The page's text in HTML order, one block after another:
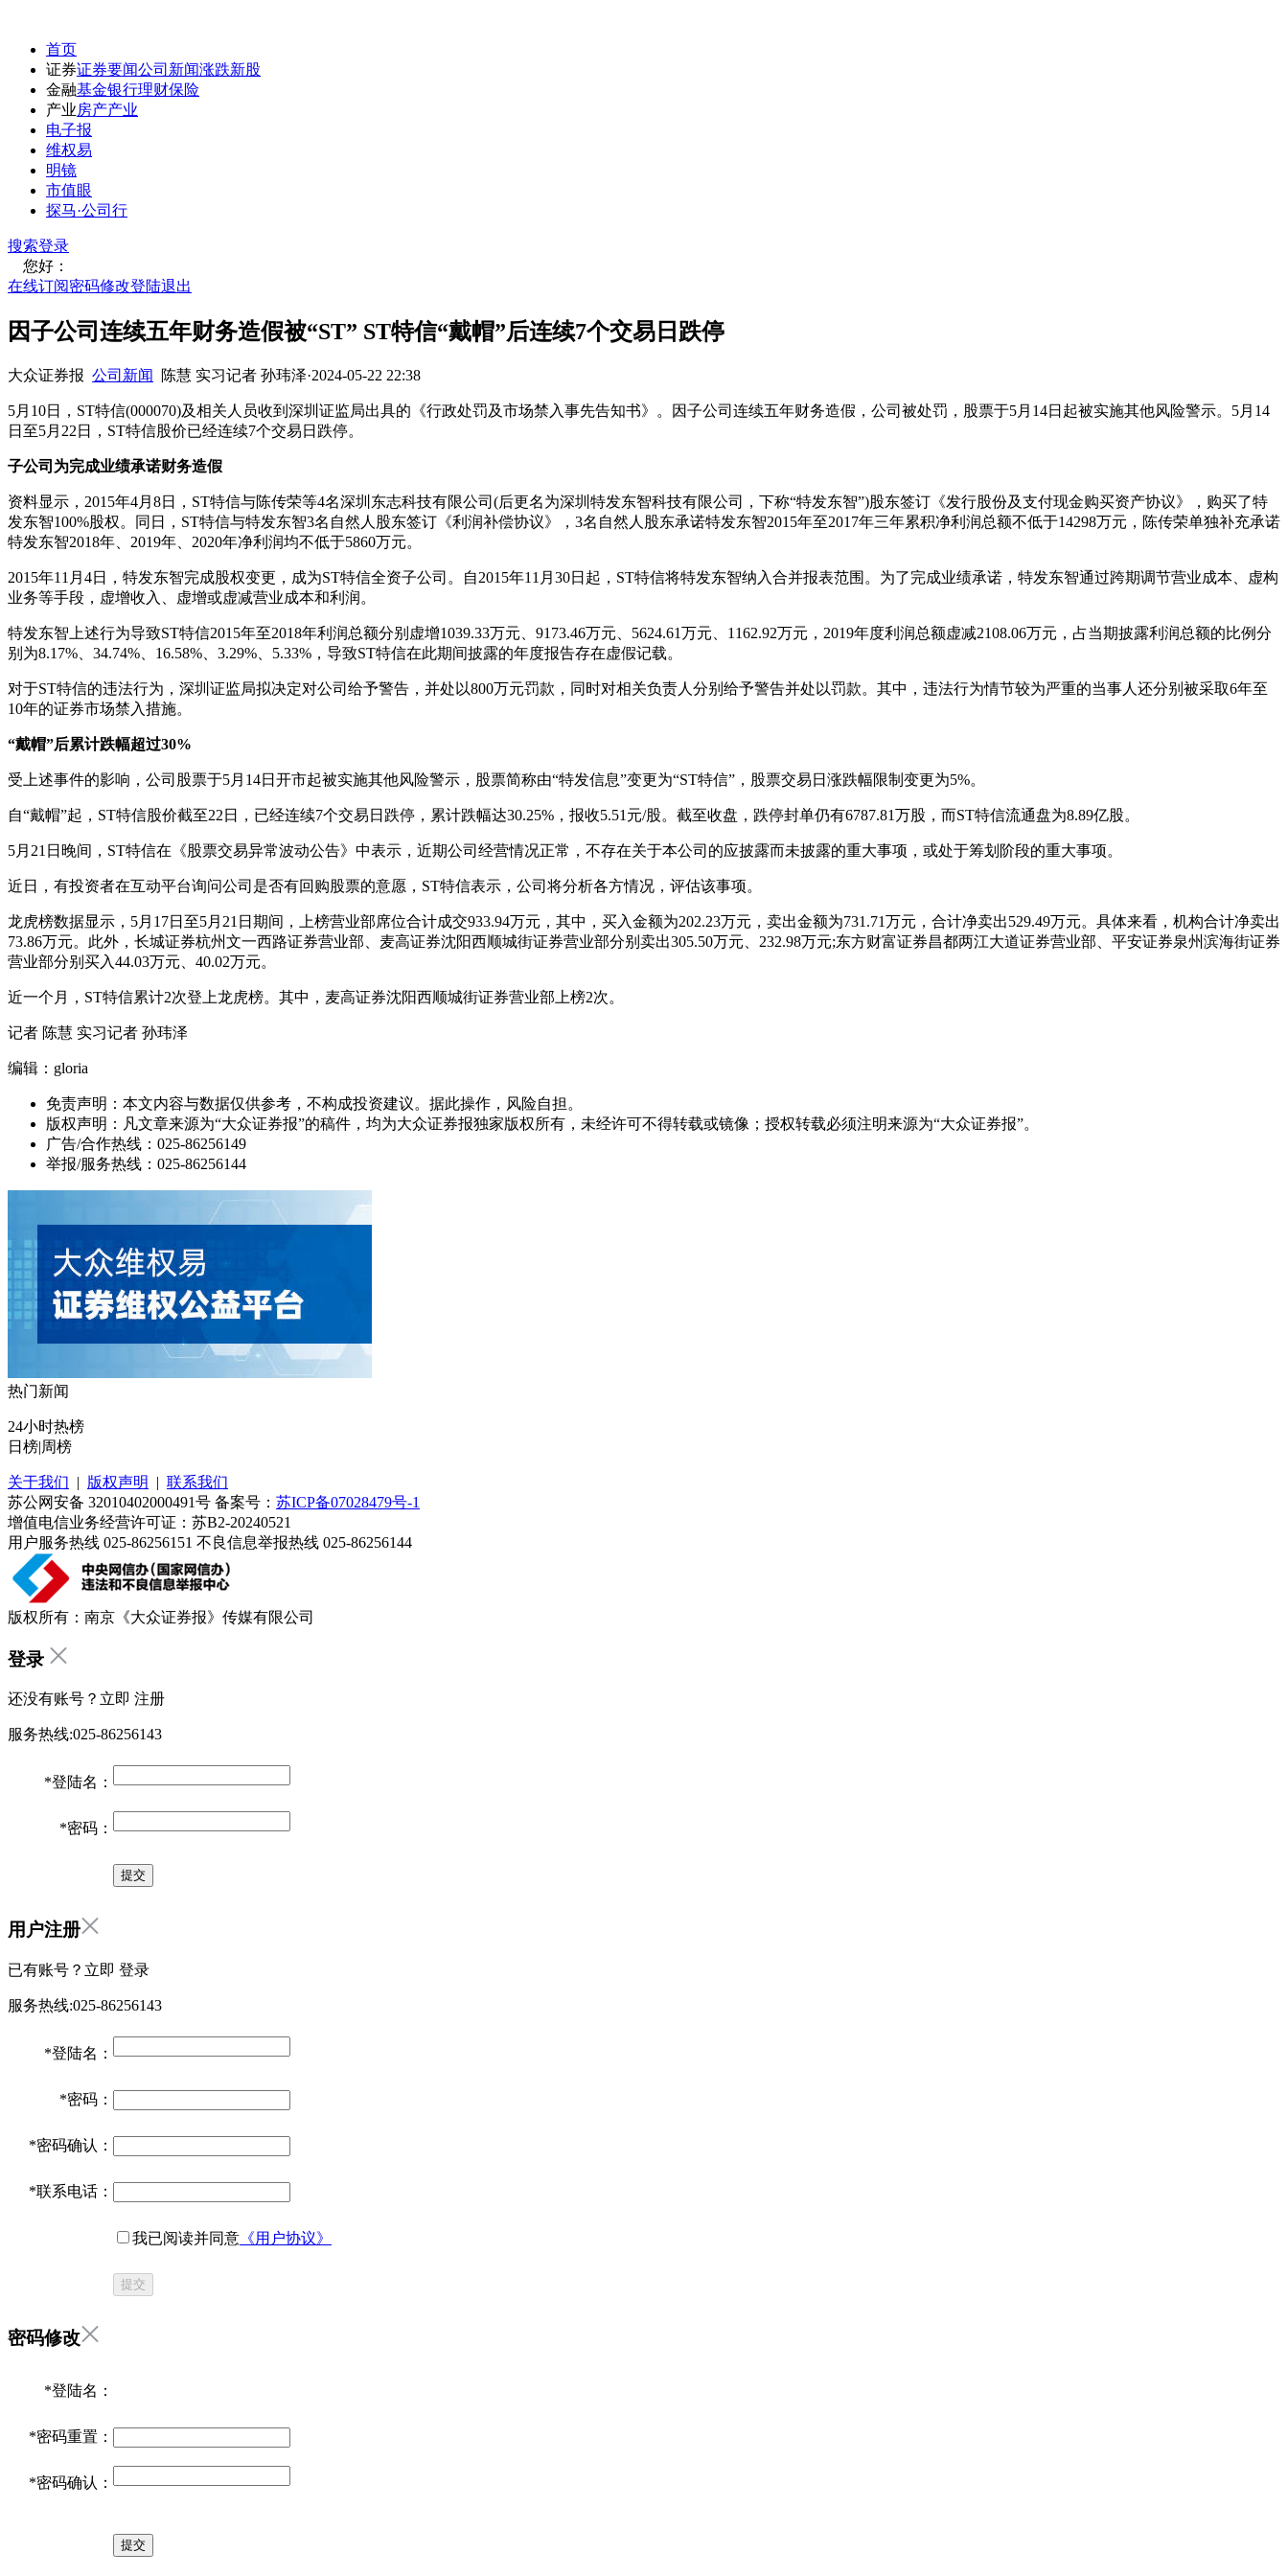
首页
证券证券要闻公司新闻涨跌新股
金融基金银行理财保险
产业房产产业
电子报
维权易
明镜
市值眼
探马·公司行
搜索登录
您好：
在线订阅密码修改登陆退出
因子公司连续五年财务造假被“ST” ST特信“戴帽”后连续7个交易日跌停
大众证券报 公司新闻 陈慧 实习记者 孙玮泽·2024-05-22 22:38
5月10日，ST特信(000070)及相关人员收到深圳证监局出具的《行政处罚及市场禁入事先告知书》。因子公司连续五年财务造假，公司被处罚，股票于5月14日起被实施其他风险警示。5月14
日至5月22日，ST特信股价已经连续7个交易日跌停。
子公司为完成业绩承诺财务造假
资料显示，2015年4月8日，ST特信与陈传荣等4名深圳东志科技有限公司(后更名为深圳特发东智科技有限公司，下称“特发东智”)股东签订《发行股份及支付现金购买资产协议》，购买了特
发东智100%股权。同日，ST特信与特发东智3名自然人股东签订《利润补偿协议》，3名自然人股东承诺特发东智2015年至2017年三年累积净利润总额不低于14298万元，陈传荣单独补充承诺
特发东智2018年、2019年、2020年净利润均不低于5860万元。
2015年11月4日，特发东智完成股权变更，成为ST特信全资子公司。自2015年11月30日起，ST特信将特发东智纳入合并报表范围。为了完成业绩承诺，特发东智通过跨期调节营业成本、虚构
业务等手段，虚增收入、虚增或虚减营业成本和利润。
特发东智上述行为导致ST特信2015年至2018年利润总额分别虚增1039.33万元、9173.46万元、5624.61万元、1162.92万元，2019年度利润总额虚减2108.06万元，占当期披露利润总额的比例分
别为8.17%、34.74%、16.58%、3.29%、5.33%，导致ST特信在此期间披露的年度报告存在虚假记载。
对于ST特信的违法行为，深圳证监局拟决定对公司给予警告，并处以800万元罚款，同时对相关负责人分别给予警告并处以罚款。其中，违法行为情节较为严重的当事人还分别被采取6年至
10年的证券市场禁入措施。
“戴帽”后累计跌幅超过30%
受上述事件的影响，公司股票于5月14日开市起被实施其他风险警示，股票简称由“特发信息”变更为“ST特信”，股票交易日涨跌幅限制变更为5%。
自“戴帽”起，ST特信股价截至22日，已经连续7个交易日跌停，累计跌幅达30.25%，报收5.51元/股。截至收盘，跌停封单仍有6787.81万股，而ST特信流通盘为8.89亿股。
5月21日晚间，ST特信在《股票交易异常波动公告》中表示，近期公司经营情况正常，不存在关于本公司的应披露而未披露的重大事项，或处于筹划阶段的重大事项。
近日，有投资者在互动平台询问公司是否有回购股票的意愿，ST特信表示，公司将分析各方情况，评估该事项。
龙虎榜数据显示，5月17日至5月21日期间，上榜营业部席位合计成交933.94万元，其中，买入金额为202.23万元，卖出金额为731.71万元，合计净卖出529.49万元。具体来看，机构合计净卖出
73.86万元。此外，长城证券杭州文一西路证券营业部、麦高证券沈阳西顺城街证券营业部分别卖出305.50万元、232.98万元;东方财富证券昌都两江大道证券营业部、平安证券泉州滨海街证券
营业部分别买入44.03万元、40.02万元。
近一个月，ST特信累计2次登上龙虎榜。其中，麦高证券沈阳西顺城街证券营业部上榜2次。
记者 陈慧 实习记者 孙玮泽
编辑：gloria
免责声明：本文内容与数据仅供参考，不构成投资建议。据此操作，风险自担。
版权声明：凡文章来源为“大众证券报”的稿件，均为大众证券报独家版权所有，未经许可不得转载或镜像；授权转载必须注明来源为“大众证券报”。
广告/合作热线：025-86256149
举报/服务热线：025-86256144
热门新闻
24小时热榜
日榜|周榜
关于我们 | 版权声明 | 联系我们
苏公网安备 32010402000491号 备案号： 苏ICP备07028479号-1
增值电信业务经营许可证：苏B2-20240521
用户服务热线 025-86256151 不良信息举报热线 025-86256144
版权所有：南京《大众证券报》传媒有限公司
登录
还没有账号？立即 注册
服务热线:025-86256143
*登陆名：
*密码：
用户注册
已有账号？立即 登录
服务热线:025-86256143
*登陆名：
*密码：
*密码确认：
*联系电话：
我已阅读并同意 《用户协议》
提交
密码修改
*登陆名：
*密码重置：
*密码确认：